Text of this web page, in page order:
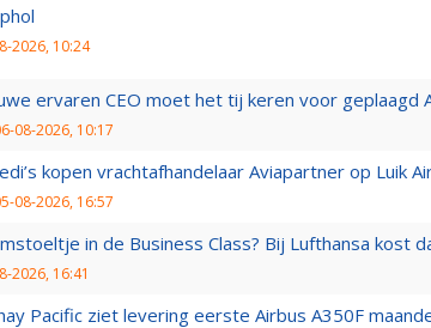
2026, 10:24
ervaren CEO moet het tij keren voor geplaagd
08-2026, 10:17
kopen vrachtafhandelaar Aviapartner op Luik
08-2026, 16:57
in de Business Class? Bij Lufthansa kost
2026, 16:41
Pacific ziet levering eerste Airbus A350F